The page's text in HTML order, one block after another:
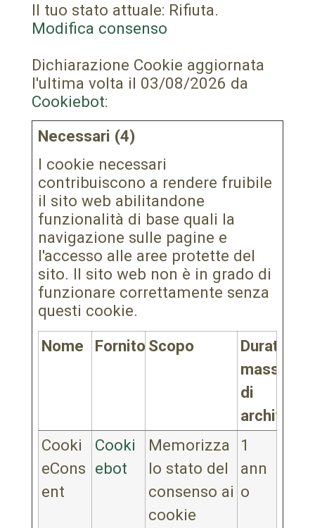
Il tuo stato attuale: Rifiuta.
Modifica consenso
Dichiarazione Cookie aggiornata
l'ultima volta il 03/08/2026 da
Cookiebot:
Necessari (4)
I cookie necessari
contribuiscono a rendere fruibile
il sito web abilitandone
funzionalità di base quali la
navigazione sulle pagine e
l'accesso alle aree protette del
sito. Il sito web non è in grado di
funzionare correttamente senza
questi cookie.
Nome
FornitoreScopo
Durata
massima
di
Cooki
eCons
ent
Cooki
ebot
Memorizza
lo stato del
consenso ai
cookie
1
ann
o